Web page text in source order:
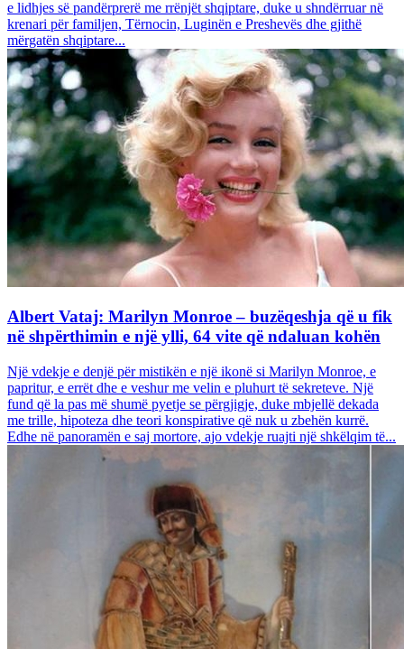
e lidhjes së pandërprerë me rrënjët shqiptare, duke u shndërruar në
krenari për familjen, Tërnocin, Luginën e Preshevës dhe gjithë
mërgatën shqiptare...
Albert Vataj: Marilyn Monroe – buzëqeshja që u fik
në shpërthimin e një ylli, 64 vite që ndaluan kohën
Një vdekje e denjë për mistikën e një ikonë si Marilyn Monroe, e
papritur, e errët dhe e veshur me velin e pluhurt të sekreteve. Një
fund që la pas më shumë pyetje se përgjigje, duke mbjellë dekada
me trille, hipoteza dhe teori konspirative që nuk u zbehën kurrë.
Edhe në panoramën e saj mortore, ajo vdekje ruajti një shkëlqim të...